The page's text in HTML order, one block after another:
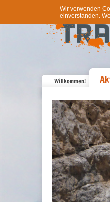
Wir verwenden
einverstanden.